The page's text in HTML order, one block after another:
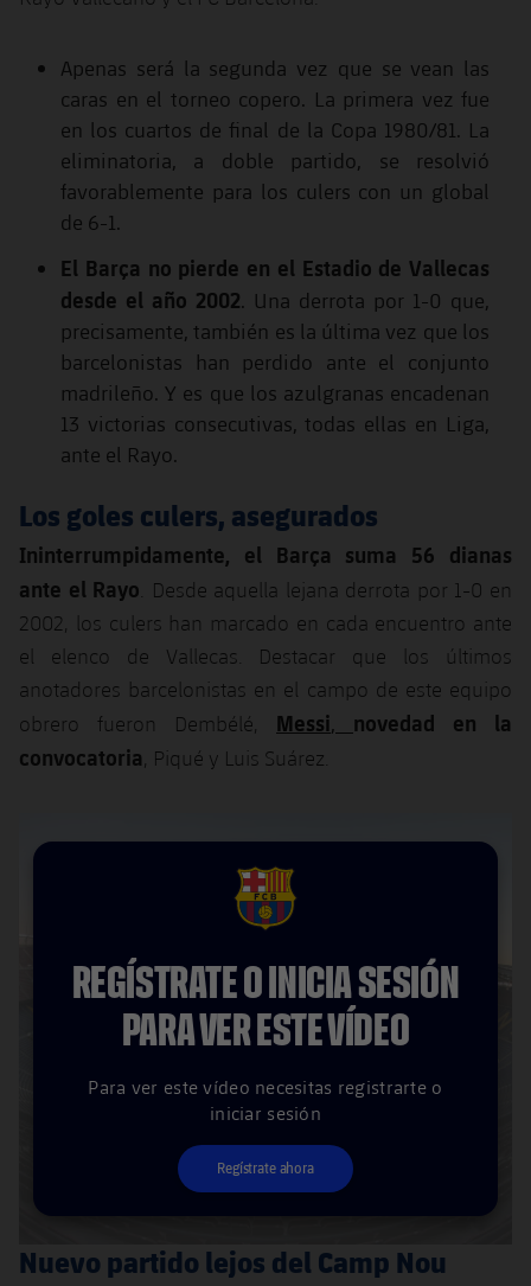
Apenas será la segunda vez que se vean las
caras en el torneo copero. La primera vez fue
en los cuartos de final de la Copa 1980/81. La
eliminatoria, a doble partido, se resolvió
favorablemente para los culers con un global
de 6-1.
El Barça no pierde en el Estadio de Vallecas
desde el año 2002. Una derrota por 1-0 que,
precisamente, también es la última vez que los
barcelonistas han perdido ante el conjunto
madrileño. Y es que los azulgranas encadenan
13 victorias consecutivas, todas ellas en Liga,
ante el Rayo.
Los goles culers, asegurados
Ininterrumpidamente, el Barça suma 56 dianas
ante el Rayo . Desde aquella lejana derrota por 1-0 en
2002, los culers han marcado en cada encuentro ante
el elenco de Vallecas. Destacar que los últimos
anotadores barcelonistas en el campo de este equipo
obrero fueron Dembélé, Messi, novedad en la
convocatoria , Piqué y Luis Suárez.
FCB Barcelona badge
REGÍSTRATE O INICIA SESIÓN
PARA VER ESTE VÍDEO
Para ver este vídeo necesitas registrarte o
iniciar sesión
Regístrate ahora
Nuevo partido lejos del Camp Nou